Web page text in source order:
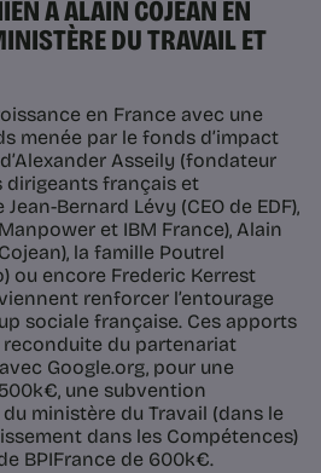
À ALAIN COJEAN EN
DU TRAVAIL ET
en France avec une
menée par le fonds d’impact
Asseily (fondateur
dirigeants français et
Bernard Lévy (CEO de EDF),
et IBM France), Alain
la famille Poutrel
ou encore Frederic Kerrest
renforcer l’entourage
sociale française. Ces apports
du partenariat
Google.org, pour une
une subvention
ministère du Travail (dans le
dans les Compétences)
BPIFrance de 600k€.